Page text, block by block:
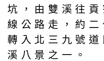
坑，由雙溪往
線公路走，約
轉入北三九號
溪八景之一。